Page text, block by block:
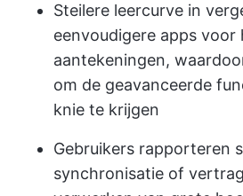
Steilere leercurve in
eenvoudigere apps voor
aantekeningen,
om de geavanceerde
knie te krijgen
Gebruikers rapporteren
synchronisatie of